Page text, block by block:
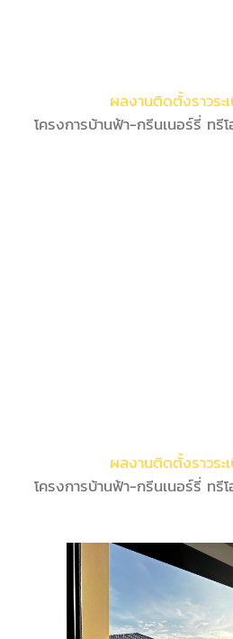
ผลงานติดตั้งราวระ
โครงการบ้านฟ้า-กรีนเนอร์รี่ ท
ผลงานติดตั้งราวระ
โครงการบ้านฟ้า-กรีนเนอร์รี่ ท